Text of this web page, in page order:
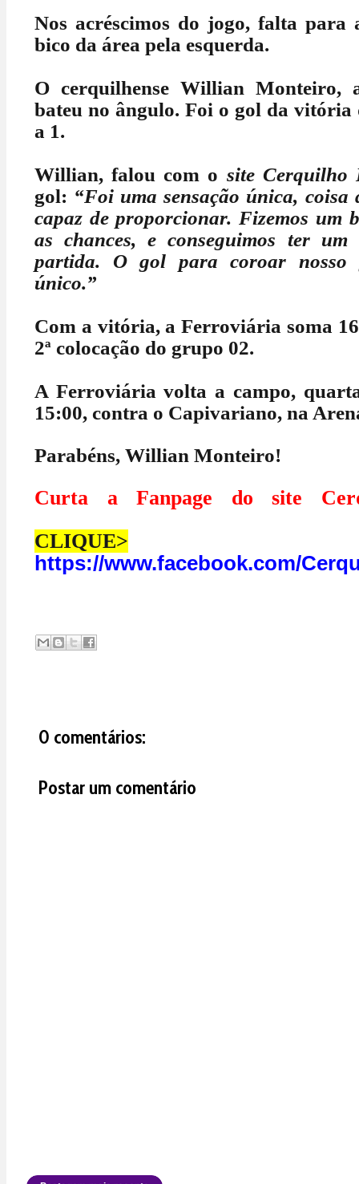
Nos acréscimos do jogo, falta para
bico da área pela esquerda.
O cerquilhense Willian Monteiro,
bateu no ângulo. Foi o gol da
a 1.
Willian, falou com o site Cerquilho
gol: “Foi uma sensação única, coisa
capaz de proporcionar. Fizemos um
as chances, e conseguimos ter
partida. O gol para coroar nosso
único.”
Com a vitória, a Ferroviária soma
2ª colocação do grupo 02.
A Ferroviária volta a campo,
15:00, contra o Capivariano, na
Parabéns, Willian Monteiro!
Curta a Fanpage do site
CLIQUE>
https://www.facebook.com/
0 comentários:
Postar um comentário